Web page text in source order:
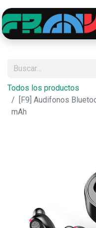
Todos los productos
[F9] Audifonos
mAh